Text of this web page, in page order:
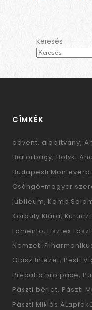
Keresés
CÍMKÉK
advent alapítvány
Biatorbágy Bolyki
Budapesti
Csángó-magyar
jubíleum Kamp
Korbuly Klára Kurucz
Lamento Lisztes
Nemzeti
Olasz Intézet Pesti
Precatio pro pace
Pászti bérlet Pászti
Pászti Miklós